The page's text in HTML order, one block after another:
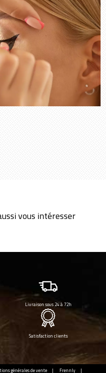
vous intéresser
Livraison sous 24 à 72h
Satisfaction clients
générales de vente Frennly